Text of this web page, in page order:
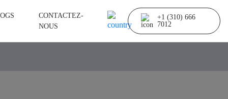
CONTACTEZ-
NOUS
+1 (310) 666
7012